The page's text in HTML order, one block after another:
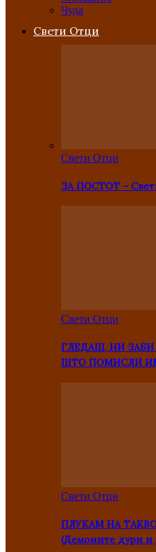
Чуда
Свети Отци
Свети Отци
ЗА ПОСТОТ –
Свети Отци
ГЛЕДАШ, НИ
ШТО ПОМИСЛИ
Свети Отци
ПЛУКАМ НА
(Демоните дури и